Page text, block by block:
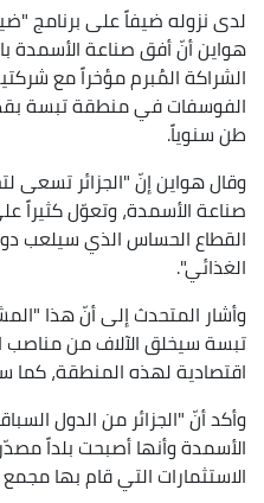
لدى نزوله ضيفاً على برنامج "ضيف
هواين أنّ أفق صناعة الأسمدة
الشراكة المُبرم مؤخراً مع
الفوسفات في منطقة تبسة
طن سنوياً.
وقال هواين إنّ "الجزائر تسعى
صناعة الأسمدة، وتعوّل كثيراً
القطاع الحساس الذي سيلعب
الغذائي".
وأشار المتحدث إلى أنّ هذا
تبسة سيخلق الآلاف من مناصب
اقتصادية لهذه المنطقة، كما
وأكد أنّ "الجزائر من الدول
الأسمدة وأنها أصبحت بلداً
الاستثمارات التي قام بها مجمع